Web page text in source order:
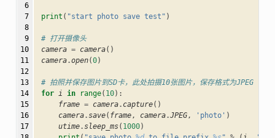
6
7
8
9
10
11
12
13
14
15
16
17
print ( "start photo save test" )
# 打开摄像头
camera = camera()
camera.open(0)
# 拍照并保存图片到SD卡，此处拍摄10张图片，保存格式为JPEG
for
i in range( 10):
frame = camera. capture()
camera.save( frame, camera.JPEG, 'photo' )
utime.sleep_ms( 1000)